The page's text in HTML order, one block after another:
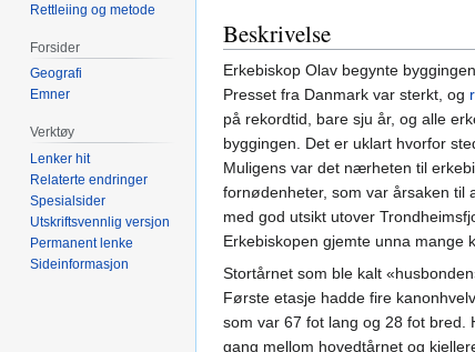
Beskrivelse
Erkebiskop Olav begynte
Presset fra Danmark var sterkt, og
på rekordtid, bare sju år, og alle
byggingen. Det er uklart hvorfor
Muligens var det nærheten til
fornødenheter, som var årsaken til
med god utsikt utover
Erkebiskopen gjemte unna mange
Stortårnet som ble kalt
Første etasje hadde fire
som var 67 fot lang og 28 fot bred.
gang mellom hovedtårnet og
Rettleiing og metode
Forsider
Geografi
Emner
Verktøy
Lenker hit
Relaterte endringer
Spesialsider
Utskriftsvennlig versjon
Permanent lenke
Sideinformasjon